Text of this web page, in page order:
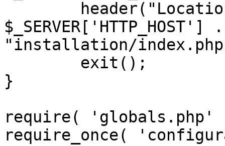
"installation/
}
require(
require_once(